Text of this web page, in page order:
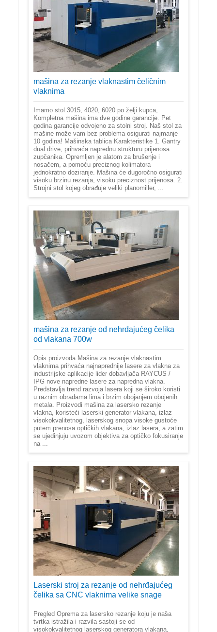
mašina za rezanje vlaknastim čeličnim
vlaknima
Imamo stol 3015, 4020, 6020 po želji kupca,
Kompletna mašina ima dve godine garancije. Pet
godina garancije odvojeno za stolni stroj. Naš stol za
mašine može vam bez problema osigurati najmanje
10 godina! Mašinska tablica Karakteristike 1. Gantry
dual drive, prihvaća naprednu strukturu prijenosa
zupčanika. Opremljen je alatom za brušenje i
nosačem, a pomoću preciznog kolimatora
jednokratno doziranje. Mašina će dugoročno osigurati
visoku brzinu rezanja, visoku preciznost prijenosa. 2.
Strojni stol kojeg obrađuje veliki planomiller, ...
mašina za rezanje od nehrđajućeg čelika
od vlakana 700w
Opis proizvoda Mašina za rezanje vlaknastim
vlaknima prihvaća najnaprednije lasere za vlakna za
industrijske aplikacije lider dobavljača RAYCUS /
IPG nove napredne lasere za napredna vlakna.
Predstavlja trend razvoja lasera koji se široko koristi
u raznim obradama lima i brzim obojanjem obojenih
metala. Proizvodi mašina za lasersko rezanje
vlakna, koristeći laserski generator vlakana, izlaz
visokokvalitetnog, laserskog snopa visoke gustoće
putem prenosa optičkih vlakana, izlaz lasera, a zatim
se ujedinjuju uvozom objektiva za optičko fokusiranje
na ...
Laserski stroj za rezanje od nehrđajućeg
čelika sa CNC vlaknima velike snage
Pregled Oprema za lasersko rezanje koju je naša
tvrtka istražila i razvila sastoji se od
visokokvalitetnog laserskog generatora vlakana,